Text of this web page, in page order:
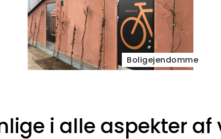
Boligejendomme
alle aspekter af